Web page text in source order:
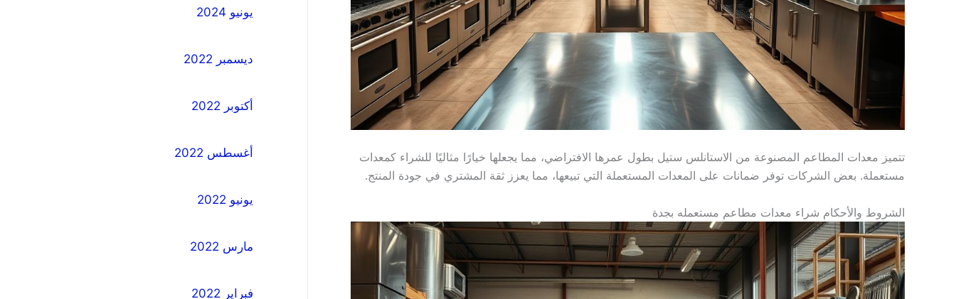
تتميز معدات المطاعم المصنوعة من الاستانلس ستيل بطول عمرها الافتراضي، مما يجعلها خيارًا مثاليًا للشراء كمعدات
مستعملة. بعض الشركات توفر ضمانات على المعدات المستعملة التي تبيعها، مما يعزز ثقة المشتري في جودة المنتج.
الشروط والأحكام شراء معدات مطاعم مستعمله بجدة
يونيو 2024
ديسمبر 2022
أكتوبر 2022
أغسطس 2022
يونيو 2022
مارس 2022
فبراير 2022